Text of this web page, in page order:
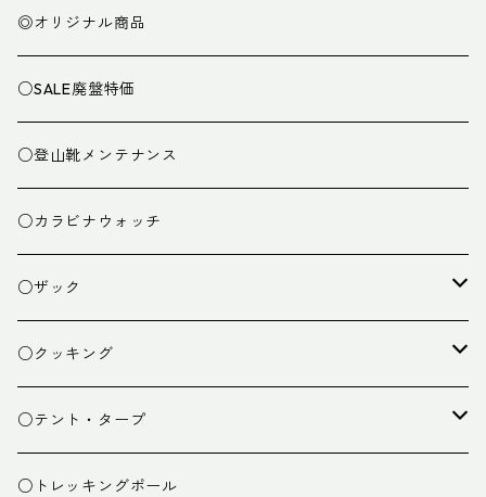
◎オリジナル商品
○SALE廃盤特価
○登山靴メンテナンス
○カラビナウォッチ
○ザック
ザック
スタッフバッグ
ザック小物
○クッキング
クッカー
バーナー
○テント・タープ
テント
○トレッキングポール